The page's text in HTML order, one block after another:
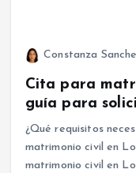
Constanza
Cita para
guía para
¿Qué requisitos
matrimonio civil en
matrimonio civil en